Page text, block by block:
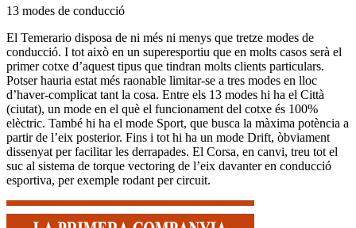
13 modes de conducció
El Temerario disposa de ni més ni menys que tretze modes de
conducció. I tot això en un superesportiu que en molts casos serà el
primer cotxe d’aquest tipus que tindran molts clients particulars.
Potser hauria estat més raonable limitar-se a tres modes en lloc
d’haver-complicat tant la cosa. Entre els 13 modes hi ha el Città
(ciutat), un mode en el què el funcionament del cotxe és 100%
elèctric. També hi ha el mode Sport, que busca la màxima potència a
partir de l’eix posterior. Fins i tot hi ha un mode Drift, òbviament
dissenyat per facilitar les derrapades. El Corsa, en canvi, treu tot el
suc al sistema de torque vectoring de l’eix davanter en conducció
esportiva, per exemple rodant per circuit.